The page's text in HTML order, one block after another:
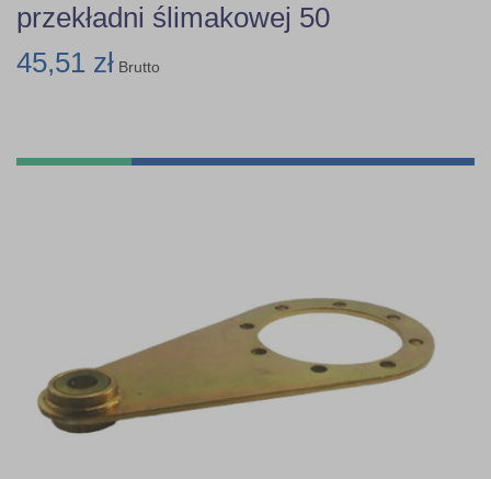
przekładni ślimakowej 50
45,51 zł Brutto